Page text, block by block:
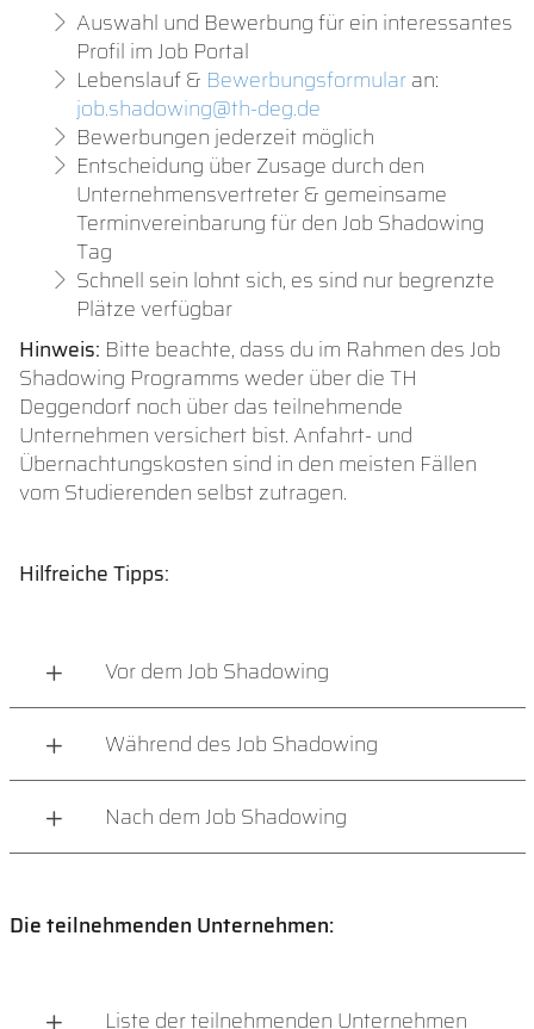
Auswahl und Bewerbung für ein interessantes
Profil im Job Portal
Lebenslauf & Bewerbungsformularan:
job.shadowing@th-deg.de
Bewerbungen jederzeit möglich
Entscheidung über Zusage durch den
Unternehmensvertreter & gemeinsame
Terminvereinbarung für den Job Shadowing
Tag
Schnell sein lohnt sich, es sind nur begrenzte
Plätze verfügbar
Hinweis: Bitte beachte, dass du im Rahmen des Job
Shadowing Programms weder über die TH
Deggendorf noch über das teilnehmende
Unternehmen versichert bist. Anfahrt- und
Übernachtungskosten sind in den meisten Fällen
vom Studierenden selbst zutragen.
Hilfreiche Tipps:
Vor dem Job Shadowing
Während des Job Shadowing
Nach dem Job Shadowing
Die teilnehmenden Unternehmen:
Liste der teilnehmenden Unternehmen